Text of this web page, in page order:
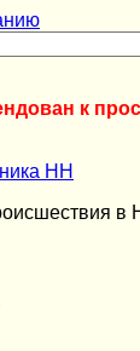
к
НН
в